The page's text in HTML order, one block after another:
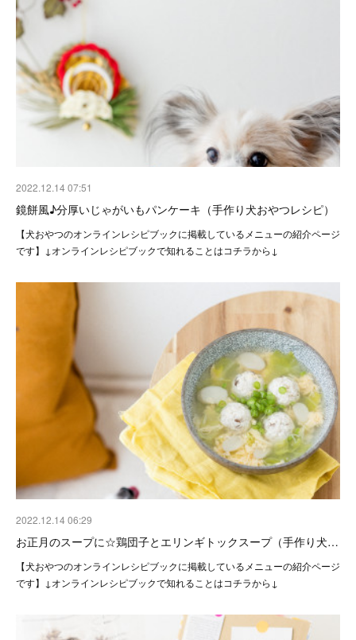
2022.12.14 07:51
鏡餅風♪分厚いじゃがいもパンケーキ（手作り犬おやつレシピ）
【犬おやつのオンラインレシピブックに掲載しているメニューの紹介ページ
です】↓オンラインレシピブックで知れることはコチラから↓
2022.12.14 06:29
お正月のスープに☆鶏団子とエリンギトックスープ（手作り犬…
【犬おやつのオンラインレシピブックに掲載しているメニューの紹介ページ
です】↓オンラインレシピブックで知れることはコチラから↓